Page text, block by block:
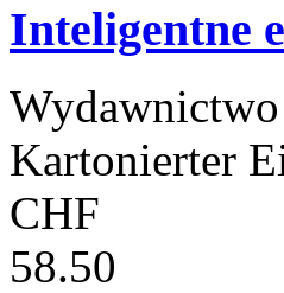
Inteligentne
Wydawnictwo
Kartonierter
CHF
58.50